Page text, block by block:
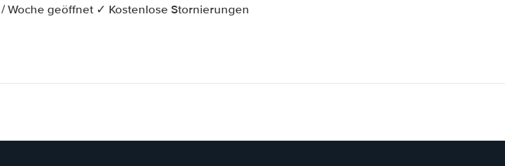
Woche geöffnet ✓ Kostenlose Stornierungen